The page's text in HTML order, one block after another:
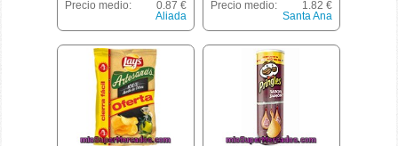
Precio medio:
0.87 €
Aliada
Precio medio:
1.82 €
Santa Ana